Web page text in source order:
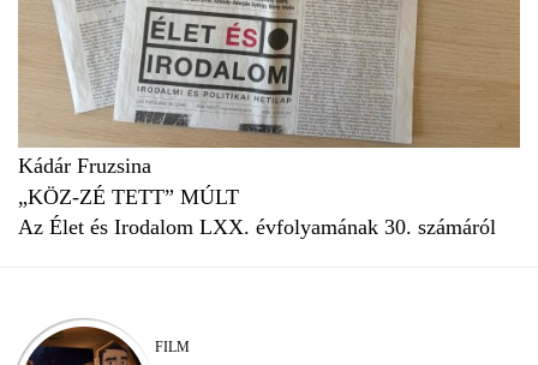
Kádár Fruzsina
„KÖZ-ZÉ TETT” MÚLT
Az Élet és Irodalom LXX. évfolyamának 30. számáról
FILM